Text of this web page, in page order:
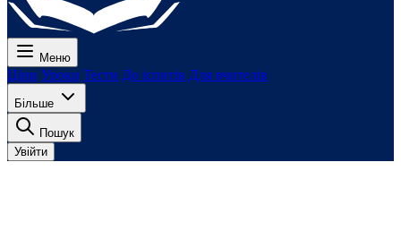
Меню
Ціни Уроки Тести До іспитів Для вчителів
Більше
Пошук
Увійти